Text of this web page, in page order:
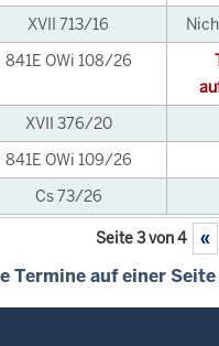
XVII 713/16
841E OWi 108/26
XVII 376/20
841E OWi 109/26
Cs 73/26
Seite 3 von 4 «
Termine auf einer